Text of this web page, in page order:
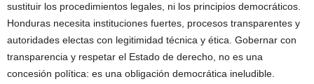
sustituir los procedimientos legales, ni los principios democráticos.
Honduras necesita instituciones fuertes, procesos transparentes y
autoridades electas con legitimidad técnica y ética. Gobernar con
transparencia y respetar el Estado de derecho, no es una
concesión política: es una obligación democrática ineludible.